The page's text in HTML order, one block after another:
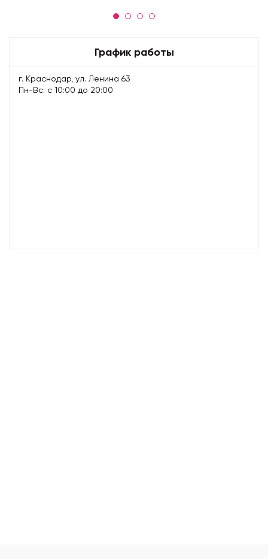
График работы
г. Краснодар, ул. Ленина 63
Пн-Вс: с 10:00 до 20:00